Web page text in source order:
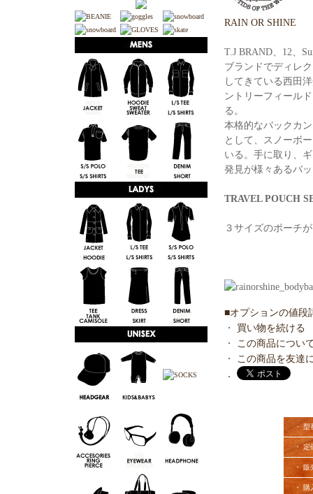
RAIN OR SHINE
T.J BRAND、12、
ブランドでディレ
してきている西田
ントリーフィール
る。
本格的なバックカ
として、スノーボ
いる。手に取り、
発見が様々あるバ
TRAVEL POUCH
３サイズのポーチ
■オプションの値段
・ 買い物を続ける
・
この商品につい
・
この商品を友達
・
・ 型
・ 定
・ 販
・ 購